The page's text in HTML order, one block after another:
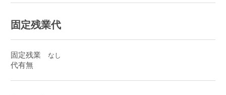
固定残業代
固定残業
代有無
なし